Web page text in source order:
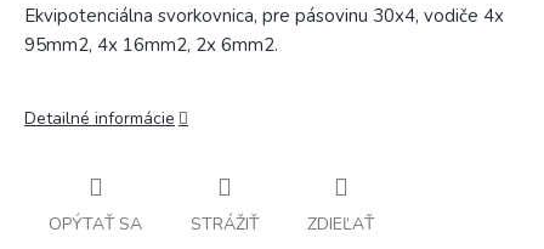
Ekvipotenciálna svorkovnica, pre pásovinu 30x4, vodiče 4x
95mm2, 4x 16mm2, 2x 6mm2.
Detailné informácie
OPÝTAŤ SA STRÁŽIŤ ZDIEĽAŤ